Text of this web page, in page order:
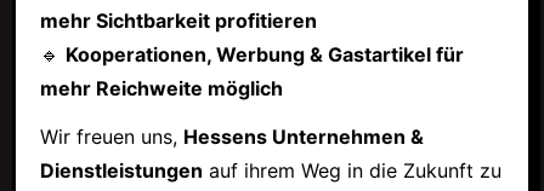
mehr Sichtbarkeit profitieren
🔹 Kooperationen, Werbung & Gastartikel für
mehr Reichweite möglich
Wir freuen uns, Hessens Unternehmen &
Dienstleistungen auf ihrem Weg in die Zukunft zu